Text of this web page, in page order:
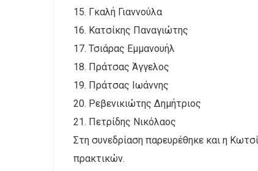
15. Γκαλή Γιαννούλα
16. Κατσίκης Παναγιώτης
17. Τσιάρας Εμμανουήλ
18. Πράτσας Άγγελος
19. Πράτσας Ιωάννης
20. Ρεβενικιώτης Δημήτριος
21. Πετρίδης Νικόλαος
Στη συνεδρίαση παρευρέθηκε και η
πρακτικών.